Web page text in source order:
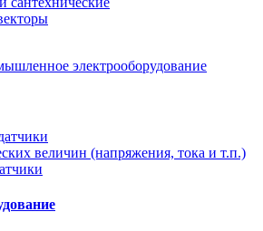
электрооборудование
величин (напряжения, тока и т.п.)